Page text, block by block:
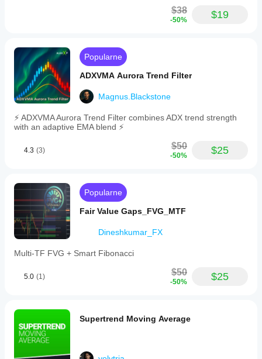
$38
-50% $19
Popularne
ADXVMA Aurora Trend Filter
Magnus.Blackstone
⚡ ADXVMA Aurora Trend Filter combines ADX trend strength
with an adaptive EMA blend ⚡
4.3 (3) $50
-50% $25
Popularne
Fair Value Gaps_FVG_MTF
Dineshkumar_FX
Multi-TF FVG + Smart Fibonacci
5.0 (1) $50
-50% $25
Supertrend Moving Average